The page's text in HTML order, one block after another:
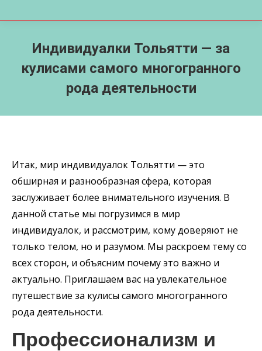
Индивидуалки Тольятти — за
кулисами самого многогранного
рода деятельности
Итак, мир индивидуалок Тольятти — это
обширная и разнообразная сфера, которая
заслуживает более внимательного изучения. В
данной статье мы погрузимся в мир
индивидуалок, и рассмотрим, кому доверяют не
только телом, но и разумом. Мы раскроем тему со
всех сторон, и объясним почему это важно и
актуально. Приглашаем вас на увлекательное
путешествие за кулисы самого многогранного
рода деятельности.
Профессионализм и